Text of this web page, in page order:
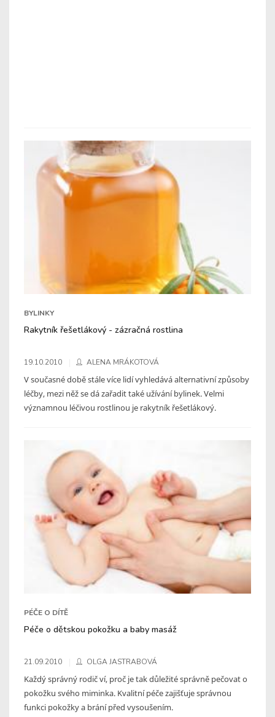
BYLINKY
Rakytník řešetlákový - zázračná rostlina
19.10.2010 ALENA MRÁKOTOVÁ
V současné době stále více lidí vyhledává alternativní způsoby
léčby, mezi něž se dá zařadit také užívání bylinek. Velmi
významnou léčivou rostlinou je rakytník řešetlákový.
PÉČE O DÍTĚ
Péče o dětskou pokožku a baby masáž
21.09.2010 OLGA JASTRABOVÁ
Každý správný rodič ví, proč je tak důležité správně pečovat o
pokožku svého miminka. Kvalitní péče zajišťuje správnou
funkci pokožky a brání před vysoušením.